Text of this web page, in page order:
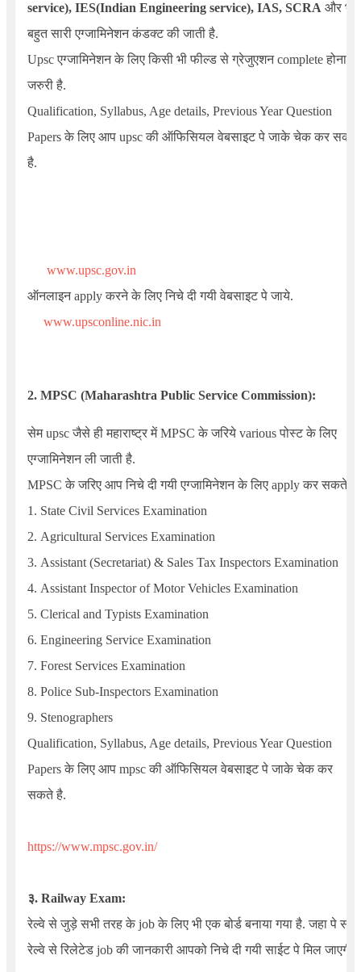
service), IES(Indian Engineering service), IAS, SCRA और भी
बहुत सारी एग्जामिनेशन कंडक्ट की जाती है.
Upsc एग्जामिनेशन के लिए किसी भी फील्ड से ग्रेजुएशन complete होना
जरुरी है.
Qualification, Syllabus, Age details, Previous Year Question
Papersके लिए आप upsc की ऑफिसियल वेबसाइट पे जाके चेक कर सकते
है.
www.upsc.gov.in
ऑनलाइन apply करने के लिए निचे दी गयी वेबसाइट पे जाये.
www.upsconline.nic.in
2. MPSC (Maharashtra Public Service Commission):
सेम upsc जैसे ही महाराष्ट्र में MPSC के जरिये variousपोस्ट के लिए
एग्जामिनेशन ली जाती है.
MPSC के जरिए आप निचे दी गयी एग्जामिनेशन के लिए apply कर सकते है.
1. State Civil Services Examination
2. Agricultural Services Examination
3. Assistant (Secretariat) & Sales Tax Inspectors Examination
4. Assistant Inspector of Motor Vehicles Examination
5. Clerical and Typists Examination
6. Engineering Service Examination
7. Forest Services Examination
8. Police Sub-Inspectors Examination
9. Stenographers
Qualification, Syllabus, Age details, Previous Year Question
Papersके लिए आप mpsc की ऑफिसियल वेबसाइट पे जाके चेक कर
सकते है.
https://www.mpsc.gov.in/
३. Railway Exam:
रेल्वे से जुड़े सभी तरह के job के लिए भी एक बोर्ड बनाया गया है. जहा पे सारे
रेल्वे से रिलेटेड job की जानकारी आपको निचे दी गयी साईट पे मिल जाएगी.